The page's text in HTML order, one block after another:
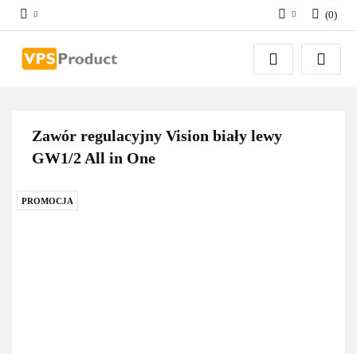
Zaloguj się
Zarejestruj się
(0)
Zawór regulacyjny Vision biały lewy
GW1/2 All in One
PROMOCJA